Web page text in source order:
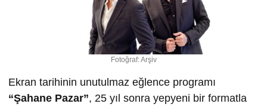
Fotoğraf: Arşiv
Ekran tarihinin unutulmaz eğlence programı
“Şahane Pazar”, 25 yıl sonra yepyeni bir formatla